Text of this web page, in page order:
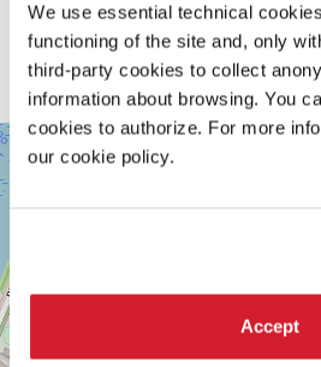
We use essential technical
functioning of the site and, only
third-party cookies to collect
information about browsing. You
cookies to authorize. For more
our cookie policy.
Accept
SALA
DARSENA
LUNGOMARE
LIDO
DI
VENEZIA
TEL.
0415218711